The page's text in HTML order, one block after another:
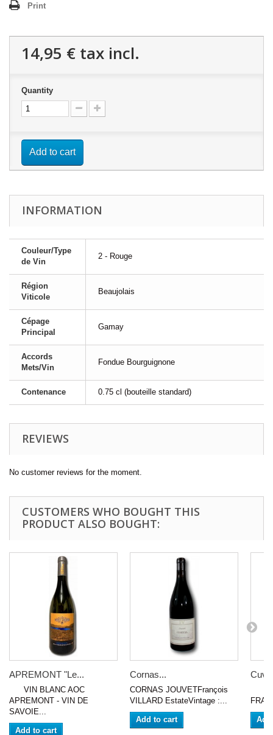
Print
14,95 € tax incl.
Quantity
Add to cart
INFORMATION
Couleur/Type
de Vin
2 - Rouge
Région
Viticole
Beaujolais
Cépage
Principal
Gamay
Accords
Mets/Vin
Fondue Bourguignone
Contenance 0.75 cl (bouteille standard)
REVIEWS
No customer reviews for the moment.
CUSTOMERS WHO BOUGHT THIS
PRODUCT ALSO BOUGHT:
APREMONT "Le...
VIN BLANC AOC
APREMONT - VIN DE
SAVOIE...
Add to cart
Cornas...
CORNAS JOUVETFrançois
VILLARD EstateVintage :...
Add to cart